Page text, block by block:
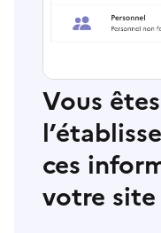
Vous
ces
votre site